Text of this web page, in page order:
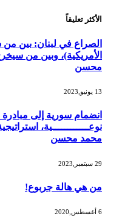
الأكثر تعليقاً
الصراع في لبنان: بين من
الأمريكية)، وبين من
محسن
13 يونيو,2023
انضمام سورية إلى مبادرة
نوعــــــــــــية،
محمد محسن
29 سبتمبر,2023
من هي هالة جربوع!